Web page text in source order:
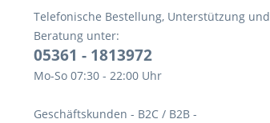
Telefonische Bestellung, Unterstützung und
Beratung unter:
05361 - 1813972
Mo-So 07:30 - 22:00 Uhr
Geschäftskunden - B2C / B2B -